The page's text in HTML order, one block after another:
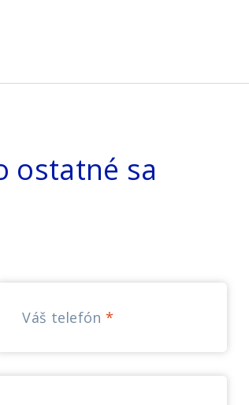
ostatné sa
Váš telefón